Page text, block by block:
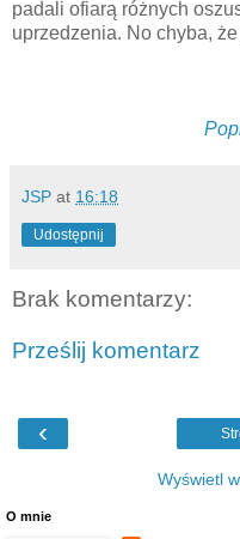
padali ofiarą różnych
uprzedzenia. No chyba,
JSP at 16:18
Udostępnij
Brak komentarzy:
Prześlij komentarz
‹
Wyświetl
O mnie